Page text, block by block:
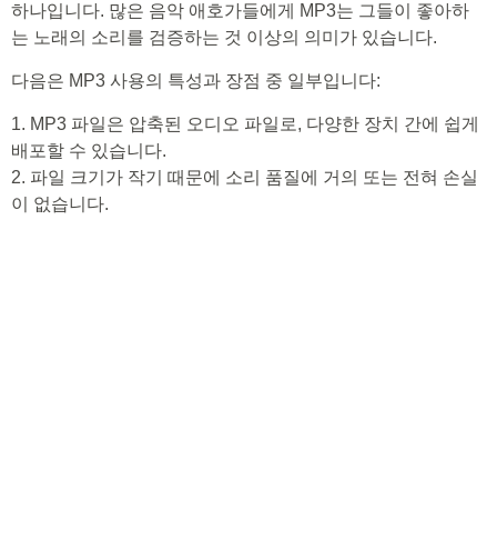
하나입니다. 많은 음악 애호가들에게 MP3는 그들이 좋아하
는 노래의 소리를 검증하는 것 이상의 의미가 있습니다.
다음은 MP3 사용의 특성과 장점 중 일부입니다:
1. MP3 파일은 압축된 오디오 파일로, 다양한 장치 간에 쉽게
배포할 수 있습니다.
2. 파일 크기가 작기 때문에 소리 품질에 거의 또는 전혀 손실
이 없습니다.